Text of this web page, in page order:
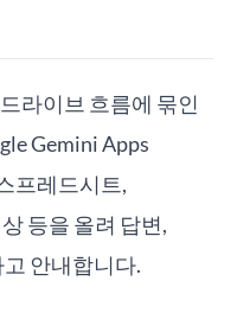
라이브 흐름에 묶인
Gemini Apps
프레드시트,
등을 올려 답변,
안내합니다.